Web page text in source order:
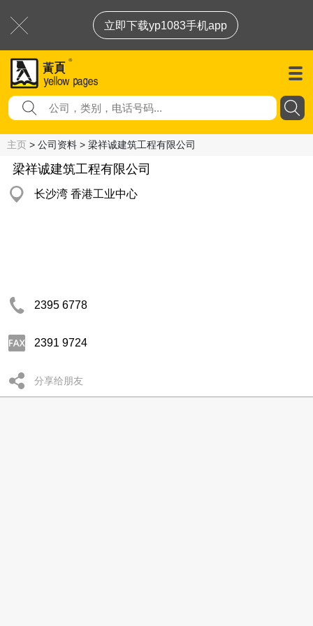
立即下载yp1083手机app
主页 > 公司资料 > 梁祥诚建筑工程有限公司
梁祥诚建筑工程有限公司
长沙湾 香港工业中心
2395 6778
2391 9724
分享给朋友